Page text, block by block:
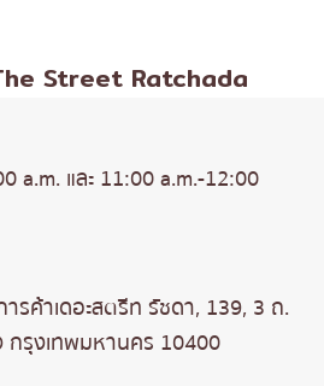
Street Ratchada
a.m. และ 11:00 a.m.-12:00
รค้าเดอะสตรีท รัชดา, 139, 3 ถ.
กรุงเทพมหานคร 10400